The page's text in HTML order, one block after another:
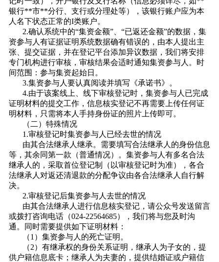
银行**市**分行、支行或分理处等），该银行账户应为本
人名下状态正常的I类账户。
2.确认系统中的“集资金额”、“已返还金额”的数据，集
资参与人有证据证明系统数据确有错误的，由本人提出主
张、提交证据，并在登记平台添加异议数据，我们将安排
专门机构进行审核，审核结果会适时通知集资参与人。时
间范围：参与集资起始日。
3.集资参与人要认真阅读并填写《承诺书》。
4.由于该案线上、线下审核登记时，集资参与人已完成
证明材料的提交工作，信息核实登记不再需要上传任何证
明材料，只需将本人手持身份证的照片上传即可。
（二）特殊情况
1.审核登记时集资参与人已经去世的情况
由其合法继承人继承。需要填写合法继承人的身份信息
等，其余同第一款（普通情况）。 集资参与人有多名合法
继承人的，采取首位登记制（以审核登记时为准），各合
法继承人对返还清退款的分配争议由各合法继承人自行解
决。
2.审核登记后集资参与人去世的情况
由其合法继承人进行信息核实登记，请公众号发送留言
或拨打咨询电话（024-22564685），我们将与您及时沟
通。同时需要提供如下证明材料：
（1）集资参与人的死亡证明。
（2）有继承权的身份关系证明，继承人为子女的，提
供户籍信息底卡；继承人为夫妻的，提供结婚证或户籍信